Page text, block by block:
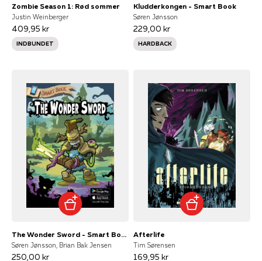
Zombie Season 1: Rød sommer
Justin Weinberger
409,95 kr
INDBUNDET
Kludderkongen - Smart Book
Søren Jønsson
229,00 kr
HARDBACK
The Wonder Sword - Smart Book
Søren Jønsson, Brian Bak Jensen
250,00 kr
Afterlife
Tim Sørensen
169,95 kr